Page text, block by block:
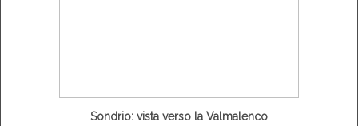
Sondrio: vista verso la Valmalenco